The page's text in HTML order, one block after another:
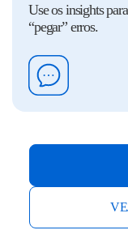
Use os insights
“pegar” erros.